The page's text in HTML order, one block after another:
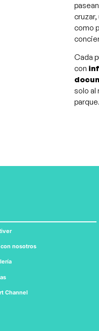
como
Cada
con
solo al
parque.
nosotros
Channel